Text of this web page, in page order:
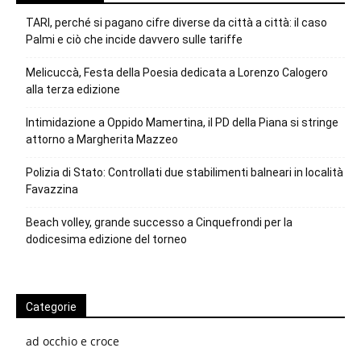
TARI, perché si pagano cifre diverse da città a città: il caso
Palmi e ciò che incide davvero sulle tariffe
Melicuccà, Festa della Poesia dedicata a Lorenzo Calogero
alla terza edizione
Intimidazione a Oppido Mamertina, il PD della Piana si stringe
attorno a Margherita Mazzeo
Polizia di Stato: Controllati due stabilimenti balneari in località
Favazzina
Beach volley, grande successo a Cinquefrondi per la
dodicesima edizione del torneo
Categorie
ad occhio e croce